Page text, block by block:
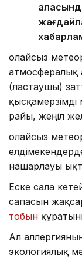
Қолайсыз
атмосфералық
(ластаушы)
райы, жеңіл
Қолайсыз
нашарлауы
Еске сала
сапасын
тобын
Ал
экологиялық